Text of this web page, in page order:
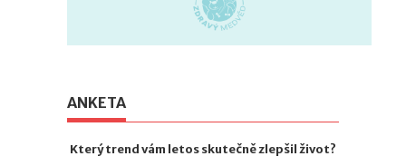
ANKETA
Který trend vám letos skutečně zlepšil život?